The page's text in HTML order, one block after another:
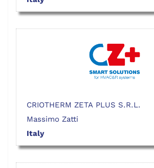
CRIOTHERM ZETA PLUS S.R.L.
Massimo Zatti
Italy